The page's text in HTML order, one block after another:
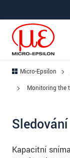
Prejdite priamo
Micro-Epsilon
Monitoring the
Kapacitní